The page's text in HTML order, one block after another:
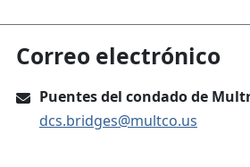
Correo electrónico
Puentes del condado de
dcs.bridges@multco.us